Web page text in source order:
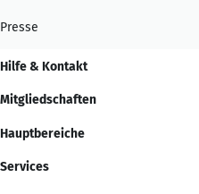
Presse
Hilfe & Kontakt
Mitgliedschaften
Hauptbereiche
Services